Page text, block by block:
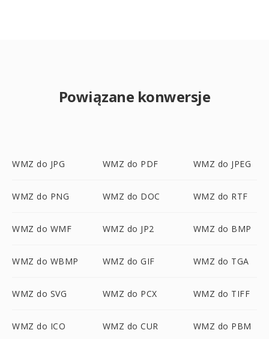
Powiązane konwersje
WMZ do JPG WMZ do PDF WMZ do JPEG
WMZ do PNG WMZ do DOC WMZ do RTF
WMZ do WMF WMZ do JP2 WMZ do BMP
WMZ do WBMP WMZ do GIF WMZ do TGA
WMZ do SVG WMZ do PCX WMZ do TIFF
WMZ do ICO WMZ do CUR WMZ do PBM